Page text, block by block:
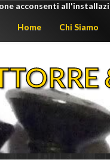
acconsenti
Home Chi Siamo